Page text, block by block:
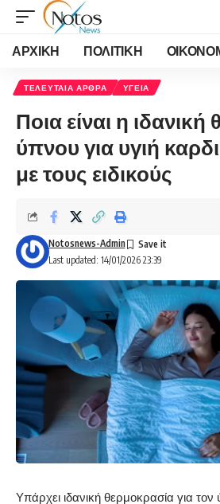
ΑΡΧΙΚΗ ΠΟΛΙΤΙΚΗ
ΤΕΛΕΥΤΑΙΑ ΑΡΘΡΑ ΥΓΕΙΑ
Ποια είναι η
ύπνου για υγιή
με τους ειδικούς
Last updated: 14/01/2026 23:39
Notosnews-Admin
Υπάρχει ιδανική θερμοκρασία για